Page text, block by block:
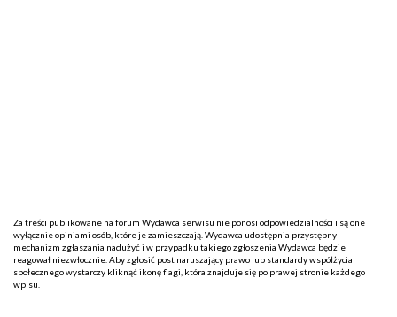
Za treści publikowane na forum Wydawca serwisu nie ponosi odpowiedzialności i są one
wyłącznie opiniami osób, które je zamieszczają. Wydawca udostępnia przystępny
mechanizm zgłaszania nadużyć i w przypadku takiego zgłoszenia Wydawca będzie
reagował niezwłocznie. Aby zgłosić post naruszający prawo lub standardy współżycia
społecznego wystarczy kliknąć ikonę flagi, która znajduje się po prawej stronie każdego
wpisu.